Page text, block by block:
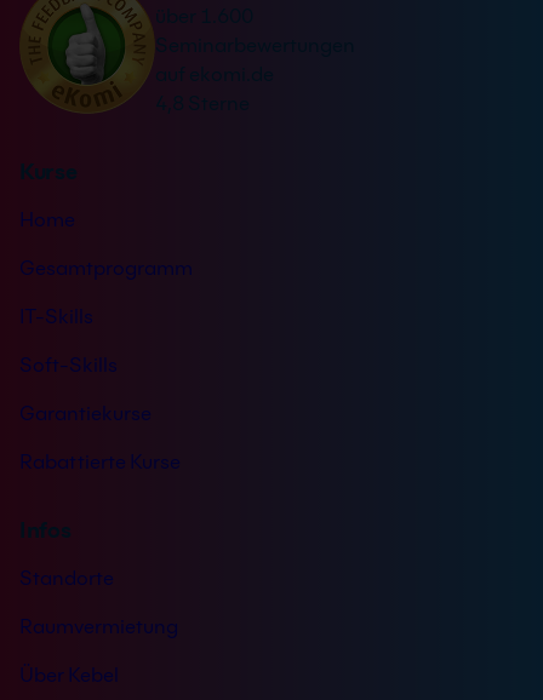
über 1.600
Seminarbewertungen
auf ekomi.de
4,8 Sterne
Kurse
Home
Gesamtprogramm
IT-Skills
Soft-Skills
Garantiekurse
Rabattierte Kurse
Infos
Standorte
Raumvermietung
Über Kebel